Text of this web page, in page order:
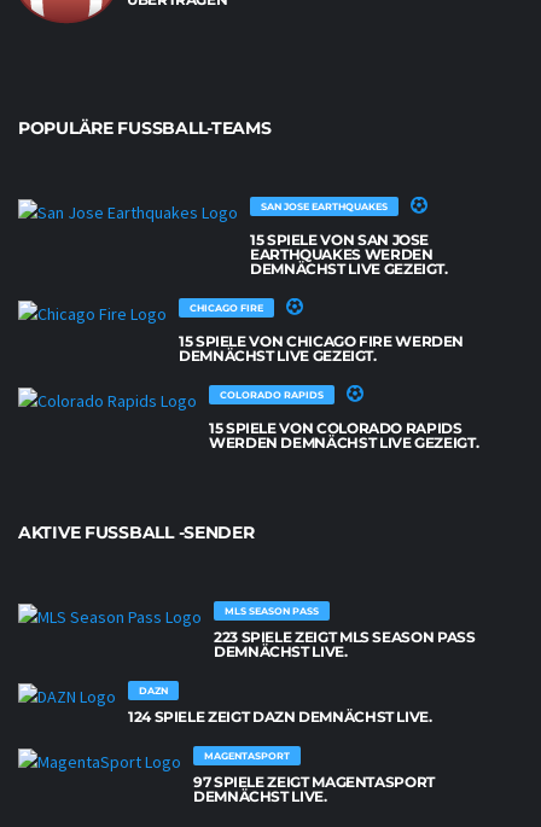
POPULÄRE FUSSBALL-TEAMS
SAN JOSE EARTHQUAKES
15 SPIELE VON SAN JOSE
EARTHQUAKES WERDEN
DEMNÄCHST LIVE GEZEIGT.
CHICAGO FIRE
15 SPIELE VON CHICAGO FIRE WERDEN
DEMNÄCHST LIVE GEZEIGT.
COLORADO RAPIDS
15 SPIELE VON COLORADO RAPIDS
WERDEN DEMNÄCHST LIVE GEZEIGT.
AKTIVE FUSSBALL -SENDER
MLS SEASON PASS
223 SPIELE ZEIGT MLS SEASON PASS
DEMNÄCHST LIVE.
DAZN
124 SPIELE ZEIGT DAZN DEMNÄCHST LIVE.
MAGENTASPORT
97 SPIELE ZEIGT MAGENTASPORT
DEMNÄCHST LIVE.